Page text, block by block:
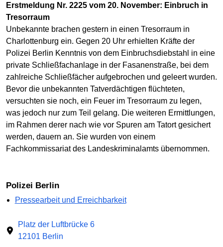
Erstmeldung Nr. 2225 vom 20. November: Einbruch in
Tresorraum
Unbekannte brachen gestern in einen Tresorraum in
Charlottenburg ein. Gegen 20 Uhr erhielten Kräfte der
Polizei Berlin Kenntnis von dem Einbruchsdiebstahl in eine
private Schließfachanlage in der Fasanenstraße, bei dem
zahlreiche Schließfächer aufgebrochen und geleert wurden.
Bevor die unbekannten Tatverdächtigen flüchteten,
versuchten sie noch, ein Feuer im Tresorraum zu legen,
was jedoch nur zum Teil gelang. Die weiteren Ermittlungen,
im Rahmen derer nach wie vor Spuren am Tatort gesichert
werden, dauern an. Sie wurden von einem
Fachkommissariat des Landeskriminalamts übernommen.
Polizei Berlin
Pressearbeit und Erreichbarkeit
Platz der Luftbrücke 6
12101 Berlin